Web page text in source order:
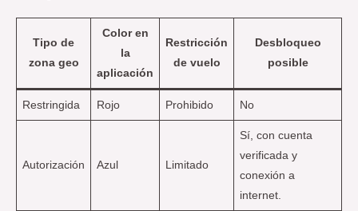
Tipo de
zona geo
Color en
la
aplicación
Restricción
de vuelo
Desbloqueo
posible
Restringida Rojo Prohibido No
Autorización Azul Limitado
Sí, con cuenta
verificada y
conexión a
internet.